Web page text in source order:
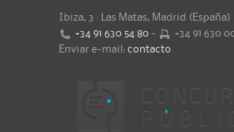
Ibiza, 3 · Las Matas, Madrid (España)
+34 91 630 54 80 -
+34 91 630
Enviar e-mail: contacto